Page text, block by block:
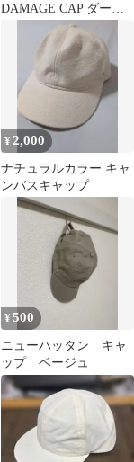
DAMAGE CAP ダーク
¥2,000
ナチュラルカラー キャ
ンバスキャップ
¥500
ニューハッタン キャ
ップ ベージュ